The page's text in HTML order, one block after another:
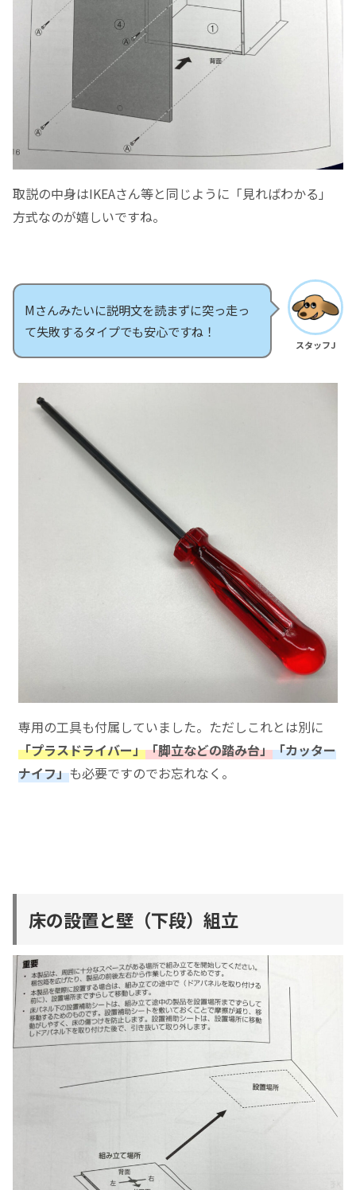
取説の中身はIKEAさん等と同じように「見ればわかる」
方式なのが嬉しいですね。
スタッフJ
Mさんみたいに説明文を読まずに突っ走っ
て失敗するタイプでも安心ですね！
専用の工具も付属していました。ただしこれとは別に
「プラスドライバー」「脚立などの踏み台」「カッター
ナイフ」も必要ですのでお忘れなく。
床の設置と壁（下段）組立